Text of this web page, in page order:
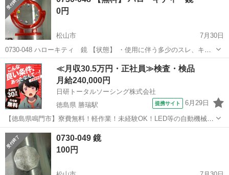
は...
0円
松山市
7月30日
0730-048 ハローキティ 鏡 【状態】 ・使用に伴う多少のスレ、キ
ズ、落としきれない汚れなどございます ・詳細は現地でご確認くださ
い ・お値引きは出来かねますのでご了承願います ※中古品のため、状
態に...
愛媛 松山市 ミラー/鏡 ハローキティ
≪月収30.5万円・正社員≫検査・検品
月給240,000円
日研トータルソーシング株式会社
徳島県 勝瑞駅
提携サイト 6月29日
【徳島県鳴門市】寮費無料！軽作業！未経験OK！LED等の自動機械加
工・検査・梱包・データ入力《お仕事No.NS0560》 お仕事について ス
マートフォンやパソコン、車などに使われるLED等の電子部品の製造
とそれに付帯する作...
徳島 鳴門市 その他
0730-049 鏡
100円